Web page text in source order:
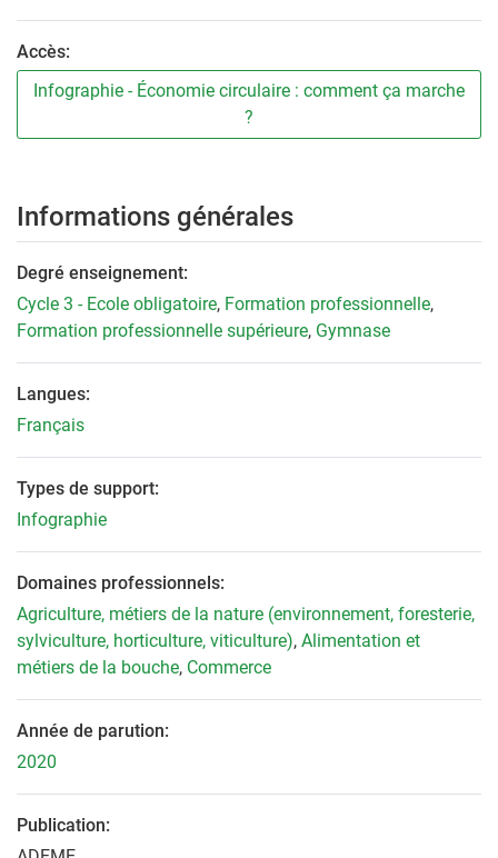
Accès:
Infographie - Économie circulaire : comment ça marche
?
Informations générales
Degré enseignement:
Cycle 3 - Ecole obligatoire, Formation professionnelle,
Formation professionnelle supérieure, Gymnase
Langues:
Français
Types de support:
Infographie
Domaines professionnels:
Agriculture, métiers de la nature (environnement, foresterie,
sylviculture, horticulture, viticulture), Alimentation et
métiers de la bouche, Commerce
Année de parution:
2020
Publication: